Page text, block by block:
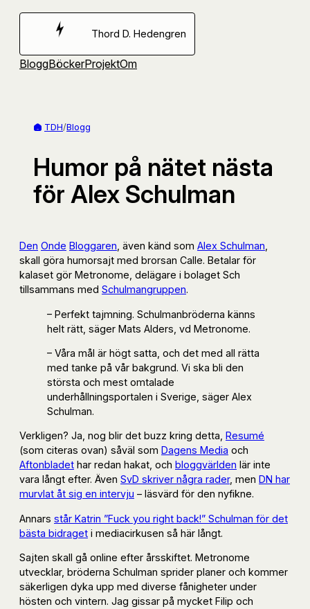
Hoppa
Thord D. Hedengren
BloggBöckerProjektOm
TDH/Blogg
Humor på nätet nästa
för Alex Schulman
Den Onde Bloggaren , även känd som Alex Schulman
skall göra humorsajt med brorsan Calle. Betalar för
kalaset gör Metronome, delägare i bolaget Sch
tillsammans med Schulmangruppen.
– Perfekt tajmning. Schulmanbröderna känns
helt rätt, säger Mats Alders, vd Metronome.
– Våra mål är högt satta, och det med all rätta
med tanke på vår bakgrund. Vi ska bli den
största och mest omtalade
underhållningsportalen i Sverige, säger Alex
Schulman.
Verkligen? Ja, nog blir det buzz kring detta, Resumé
(som citeras ovan) såväl som Dagens Media och
Aftonbladet har redan hakat, och bloggvärlden lär inte
vara långt efter. Även SvD skriver några rader, men DN har
murvlat åt sig en intervju – läsvärd för den nyfikne.
Annars står Katrin ”Fuck you right back!” Schulman för det
bästa bidraget i mediacirkusen så här långt.
Sajten skall gå online efter årsskiftet. Metronome
utvecklar, bröderna Schulman sprider planer och kommer
säkerligen dyka upp med diverse fånigheter under
hösten och vintern. Jag gissar på mycket Filip och